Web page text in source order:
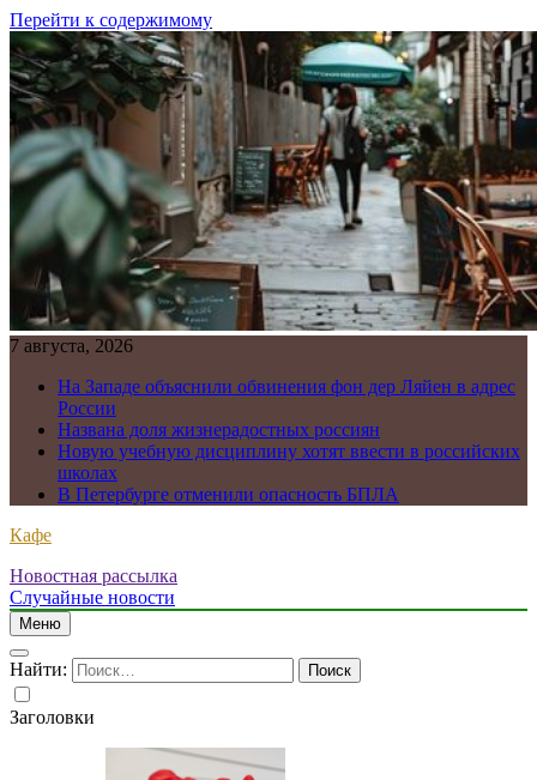
Перейти к содержимому
7 августа, 2026
На Западе объяснили обвинения фон дер Ляйен в адрес
России
Названа доля жизнерадостных россиян
Новую учебную дисциплину хотят ввести в российских
школах
В Петербурге отменили опасность БПЛА
Кафе
Новостная рассылка
Случайные новости
Меню
Найти:
Заголовки